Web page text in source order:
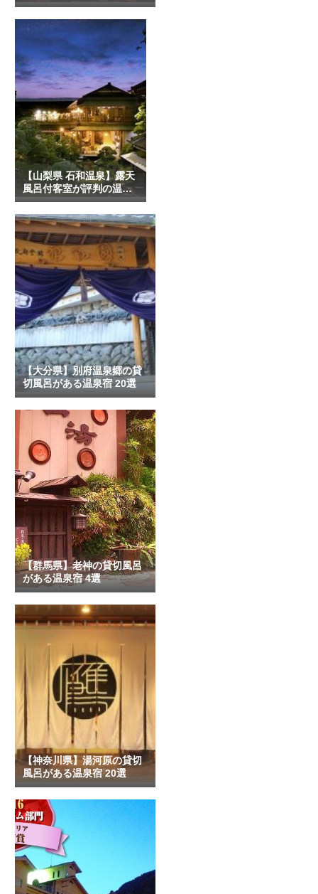
【山梨県 石和温泉】露天
風呂付客室が評判の温泉
宿 7選
【大分県】別府温泉郷の貸
切風呂がある温泉宿 20選
【群馬県】老神の貸切風呂
がある温泉宿 4選
【神奈川県】湯河原の貸切
風呂がある温泉宿 20選